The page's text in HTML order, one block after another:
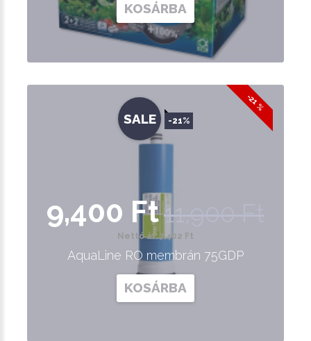
KOSÁRBA
-21 %
SALE -21%
9,400 Ft11,900 Ft
Nettó ár: 7,402 Ft
AquaLine RO membrán 75GDP
KOSÁRBA